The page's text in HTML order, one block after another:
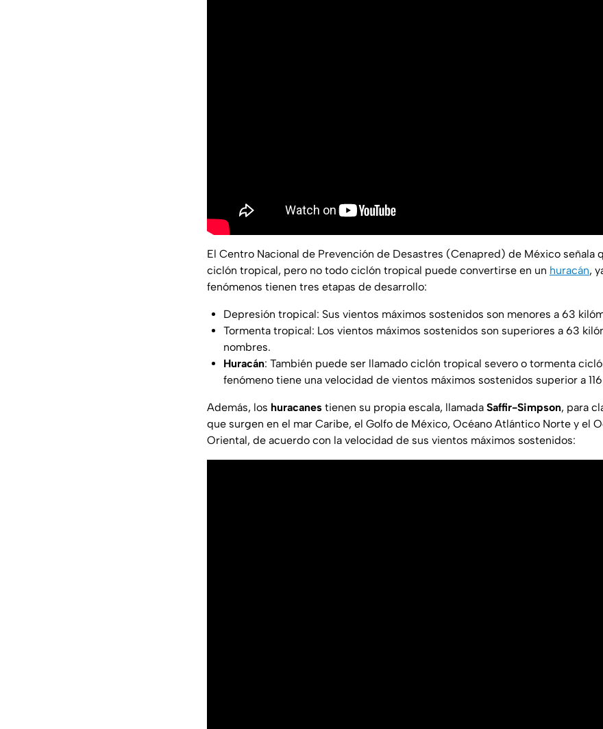
El Centro Nacional de Prevención de Desastres (Cenapred) de México señala
ciclón tropical, pero no todo ciclón tropical puede convertirse en un huracán,
fenómenos tienen tres etapas de desarrollo:
Depresión tropical: Sus vientos máximos sostenidos son menores a 63
Tormenta tropical: Los vientos máximos sostenidos son superiores a 63
nombres.
Huracán: También puede ser llamado ciclón tropical severo o tormenta
fenómeno tiene una velocidad de vientos máximos sostenidos superior a
Además, los huracanes tienen su propia escala, llamada Saffir-Simpson, para
que surgen en el mar Caribe, el Golfo de México, Océano Atlántico Norte y el
Oriental, de acuerdo con la velocidad de sus vientos máximos sostenidos: